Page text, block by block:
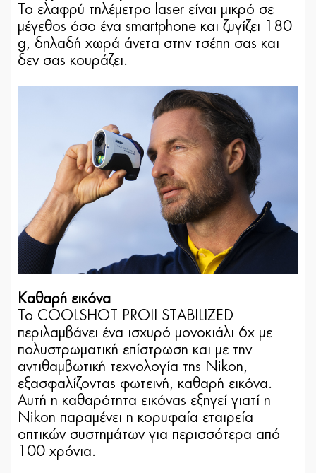
Το ελαφρύ τηλέμετρο laser είναι μικρό σε
μέγεθος όσο ένα smartphone και ζυγίζει 180
g, δηλαδή χωρά άνετα στην τσέπη σας και
δεν σας κουράζει.
Καθαρή εικόνα
Το COOLSHOT PROII STABILIZED
περιλαμβάνει ένα ισχυρό μονοκιάλι 6x με
πολυστρωματική επίστρωση και με την
αντιθαμβωτική τεχνολογία της Nikon,
εξασφαλίζοντας φωτεινή, καθαρή εικόνα.
Αυτή η καθαρότητα εικόνας εξηγεί γιατί η
Nikon παραμένει η κορυφαία εταιρεία
οπτικών συστημάτων για περισσότερα από
100 χρόνια.